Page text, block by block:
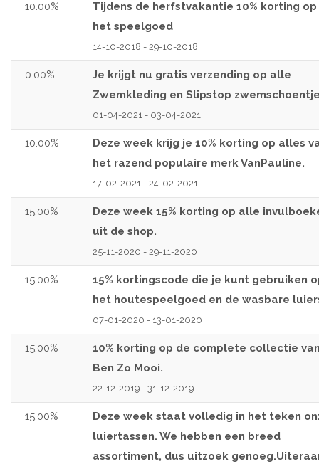
10.00%
Tijdens de herfstvakantie 10% korting
het speelgoed
14-10-2018 - 29-10-2018
0.00%
Je krijgt nu gratis verzending op alle
Zwemkleding en Slipstop
01-04-2021 - 03-04-2021
10.00%
Deze week krijg je 10% korting op alles
het razend populaire merk VanPauline.
17-02-2021 - 24-02-2021
15.00%
Deze week 15% korting op alle
uit de shop.
25-11-2020 - 29-11-2020
15.00%
15% kortingscode die je kunt gebruiken
het houtespeelgoed en de wasbare
07-01-2020 - 13-01-2020
15.00%
10% korting op de complete collectie
Ben Zo Mooi.
22-12-2019 - 31-12-2019
15.00%
Deze week staat volledig in het teken
luiertassen. We hebben een breed
assortiment, dus uitzoek